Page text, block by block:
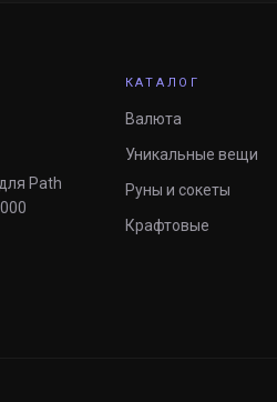
Path
КАТАЛОГ
Валюта
Уникальные вещи
Руны и сокеты
Крафтовые